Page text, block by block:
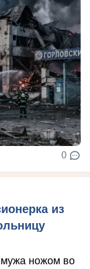
0
из
ножом во